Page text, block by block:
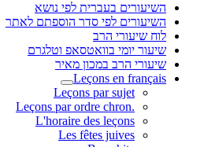
השיעורים בעברית לפי נושא
השיעורים לפי סדר הוספתם לאתר
לוח שיעורי הרב
שיעור יומי בוואטסאפ וטלגרם
שיעורי הרב במכון מאיר
Leçons en français
Leçons par sujet
.Leçons par ordre chron
L'horaire des leçons
Les fêtes juives